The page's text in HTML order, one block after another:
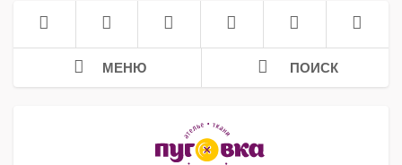
МЕНЮ ПОИСК